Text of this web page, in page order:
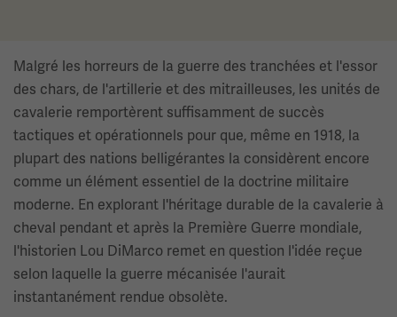
Malgré les horreurs de la guerre des tranchées et l'essor
des chars, de l'artillerie et des mitrailleuses, les unités de
cavalerie remportèrent suffisamment de succès
tactiques et opérationnels pour que, même en 1918, la
plupart des nations belligérantes la considèrent encore
comme un élément essentiel de la doctrine militaire
moderne. En explorant l'héritage durable de la cavalerie à
cheval pendant et après la Première Guerre mondiale,
l'historien Lou DiMarco remet en question l'idée reçue
selon laquelle la guerre mécanisée l'aurait
instantanément rendue obsolète.